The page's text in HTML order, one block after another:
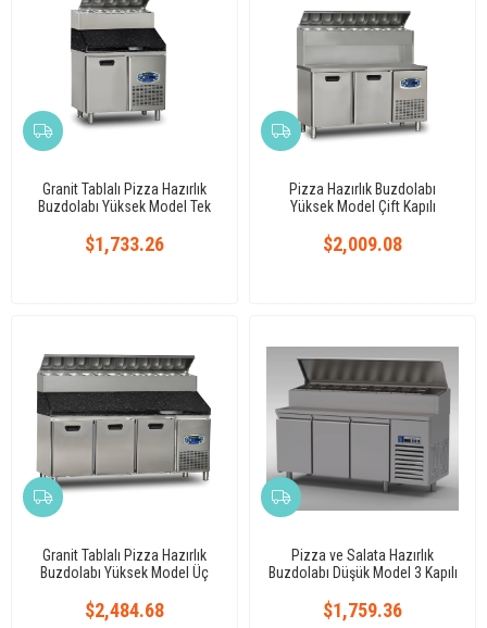
Granit Tablalı Pizza Hazırlık
Buzdolabı Yüksek Model Tek
$1,733.26
Pizza Hazırlık Buzdolabı
Yüksek Model Çift Kapılı
$2,009.08
Granit Tablalı Pizza Hazırlık
Buzdolabı Yüksek Model Üç
$2,484.68
Pizza ve Salata Hazırlık
Buzdolabı Düşük Model 3 Kapılı
$1,759.36